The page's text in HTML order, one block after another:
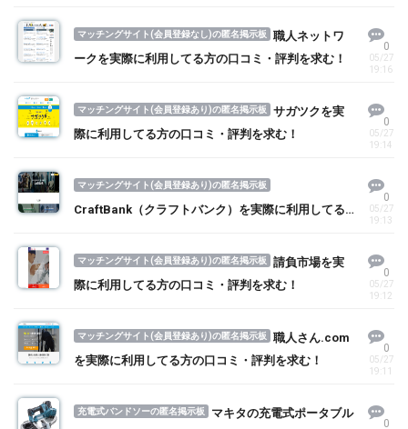
マッチングサイト(会員登録なし)の匿名掲示板
職人ネットワ
ークを実際に利用してる方の口コミ・評判を求む！
0
05/27
19:16
マッチングサイト(会員登録あり)の匿名掲示板
サガツクを実
際に利用してる方の口コミ・評判を求む！
0
05/27
19:14
マッチングサイト(会員登録あり)の匿名掲示板
CraftBank（クラフトバンク）を実際に利用してる
0
05/27
19:13
マッチングサイト(会員登録あり)の匿名掲示板
請負市場を実
際に利用してる方の口コミ・評判を求む！
0
05/27
19:12
マッチングサイト(会員登録あり)の匿名掲示板
職人さん.com
を実際に利用してる方の口コミ・評判を求む！
0
05/27
19:11
充電式バンドソーの匿名掲示板 マキタの充電式ポータブル
0